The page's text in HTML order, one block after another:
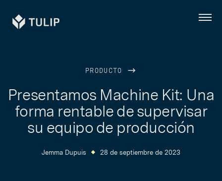
Tulip Menú
PRODUCTO
Presentamos Machine Kit: Una
forma rentable de supervisar
su equipo de producción
Jemma Dupuis 28 de septiembre de 2023